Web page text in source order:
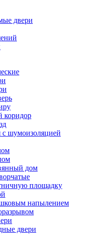
двери
коридор
с шумоизоляцией
дом
площадку
напылением
двери